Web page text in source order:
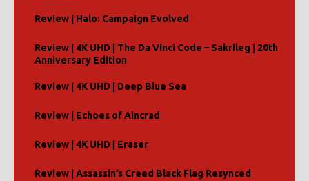
Review | Halo: Campaign Evolved
Review | 4K UHD | The Da Vinci Code – Sakrileg | 20th
Anniversary Edition
Review | 4K UHD | Deep Blue Sea
Review | Echoes of Aincrad
Review | 4K UHD | Eraser
Review | Assassin’s Creed Black Flag Resynced